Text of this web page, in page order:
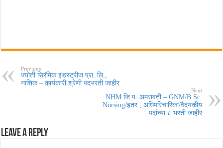
Previous
ज्योती सिरॅमिक इंडस्ट्रीज प्रा. लि.,
नाशिक – कार्यकारी श्रेणी पदभरती जाहीर
Next
NHM जि.प. अमरावती – GNM/B.Sc.
Nursing/इतर ; अधिपरिचारिका/वैदयकीय
पदांच्या ८ भरती जाहीर
Leave a Reply